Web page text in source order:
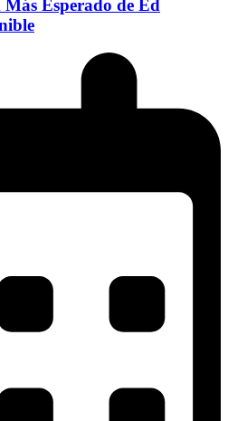
Esperado de Ed